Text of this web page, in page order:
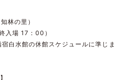
林の里）
入場 17：00）
白水館の休館スケジュールに準じま